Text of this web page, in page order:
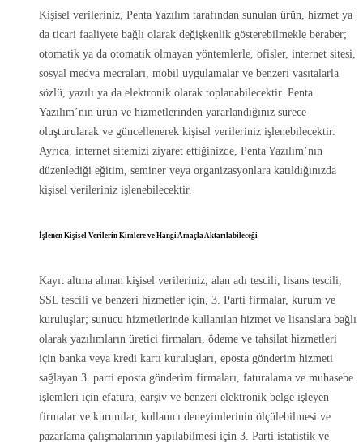
Kişisel verileriniz, Penta Yazılım tarafından sunulan ürün, hizmet ya
da ticari faaliyete bağlı olarak değişkenlik gösterebilmekle beraber;
otomatik ya da otomatik olmayan yöntemlerle, ofisler, internet sitesi,
sosyal medya mecraları, mobil uygulamalar ve benzeri vasıtalarla
sözlü, yazılı ya da elektronik olarak toplanabilecektir. Penta
Yazılım’nın ürün ve hizmetlerinden yararlandığınız sürece
oluşturularak ve güncellenerek kişisel verileriniz işlenebilecektir.
Ayrıca, internet sitemizi ziyaret ettiğinizde, Penta Yazılım’nın
düzenlediği eğitim, seminer veya organizasyonlara katıldığınızda
kişisel verileriniz işlenebilecektir.
İşlenen Kişisel Verilerin Kimlere ve Hangi Amaçla Aktarılabileceği
Kayıt altına alınan kişisel verileriniz; alan adı tescili, lisans tescili,
SSL tescili ve benzeri hizmetler için, 3. Parti firmalar, kurum ve
kuruluşlar; sunucu hizmetlerinde kullanılan hizmet ve lisanslara bağlı
olarak yazılımların üretici firmaları, ödeme ve tahsilat hizmetleri
için banka veya kredi kartı kuruluşları, eposta gönderim hizmeti
sağlayan 3. parti eposta gönderim firmaları, faturalama ve muhasebe
işlemleri için efatura, earşiv ve benzeri elektronik belge işleyen
firmalar ve kurumlar, kullanıcı deneyimlerinin ölçülebilmesi ve
pazarlama çalışmalarının yapılabilmesi için 3. Parti istatistik ve